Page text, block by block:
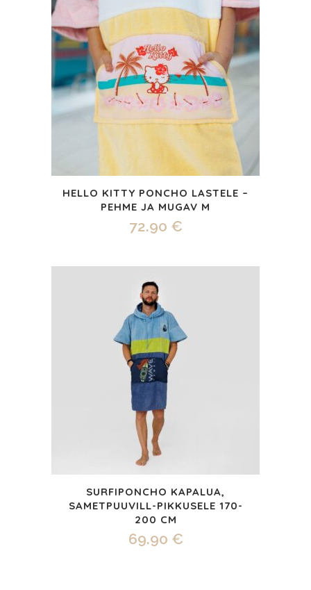
HELLO KITTY PONCHO LASTELE –
PEHME JA MUGAV M
72.90 €
SURFIPONCHO KAPALUA,
SAMETPUUVILL-PIKKUSELE 170-
200 CM
69.90 €